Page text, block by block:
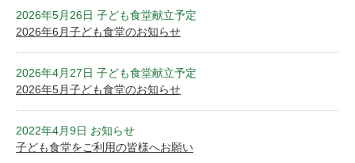
2026年5月26日 子ども食堂献立予定
2026年6月子ども食堂のお知らせ
2026年4月27日 子ども食堂献立予定
2026年5月子ども食堂のお知らせ
2022年4月9日 お知らせ
子ども食堂をご利用の皆様へお願い